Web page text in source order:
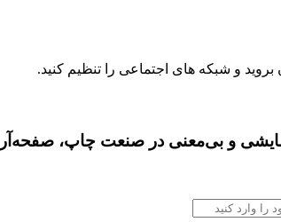
و بی‌معنی در صنعت چاپ،